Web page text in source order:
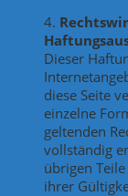
4.
Dieser
diese Seite
einzelne
geltenden
vollständig
übrigen
ihrer